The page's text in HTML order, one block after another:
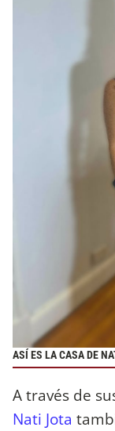
ASÍ ES LA CASA DE
A través de
Nati Jota